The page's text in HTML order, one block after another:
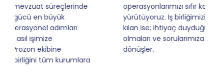
operasyonlarımızı sıfır kaygı ve tam güvenle
yürütüyoruz. İş birliğimizi bizim için asıl değerli
kılan ise; ihtiyaç duyduğumuz her an ulaşılabilir
olmaları ve sorularımıza aldığımız hızlı geri
dönüşler.